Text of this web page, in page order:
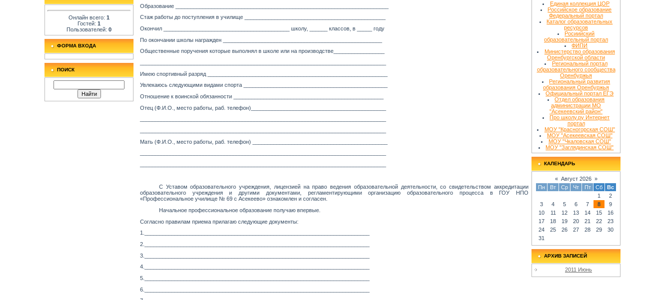
Онлайн всего: 1
Гостей: 1
Пользователей: 0
ФОРМА ВХОДА
ПОИСК
Образование _______________________________________________________________________
Стаж работы до поступления в училище _______________________________________________
Окончил __________________________________________ школу, ______ классов, в _____ году
По окончании школы награжден _____________________________________________________
Общественные поручения которые выполнял в школе или на производстве_________________
Имею спортивный разряд ____________________________________________________________
Увлекаюсь следующими видами спорта ________________________________________________
Отношение к воинской обязанности __________________________________________________
Отец (Ф.И.О., место работы, раб. телефон)_____________________________________________
Мать (Ф.И.О., место работы, раб. телефон) _____________________________________________
С Уставом образовательного учреждения, лицензией на право ведения образовательной деятельности, со свидетельством аккредитации
образовательного учреждения и другими документами, регламентирующими организацию образовательного процесса в ГОУ НПО
«Профессиональное училище № 69 с Асекеево» ознакомлен и согласен.
Начальное профессиональное образование получаю впервые.
Согласно правилам приема прилагаю следующие документы:
1.___________________________________________________________________________
2.___________________________________________________________________________
3.___________________________________________________________________________
4.___________________________________________________________________________
5.___________________________________________________________________________
6.___________________________________________________________________________
Единая коллекция ЦОР
Российское образование
Федеральный портал
Каталог образовательных
ресурсов
Росиийский
образовательный портал
ФИПИ
Министерство образования
Оренбургской области
Региональный портал
образовательного сообщества
Оренбуржья
Региональный развития
образования Оренбуржья
Официальный портал ЕГЭ
Отдел образования
администрации МО
"Асекеевский район"
Про школу.ру Интернет
портал
МОУ "Красногорская СОШ"
МОУ "Асекеевская СОШ"
МОУ "Чкаловская СОШ"
МОУ "Заглядинская СОШ"
КАЛЕНДАРЬ
« Август 2026 »
Пн
Вт Ср Чт Пт Сб
Вс
1
2
3
4 5 6 7 8
9
10
11 12 13 14 15
16
17
18 19 20 21 22
23
24
25 26 27 28 29
30
31
АРХИВ ЗАПИСЕЙ
2011 Июнь